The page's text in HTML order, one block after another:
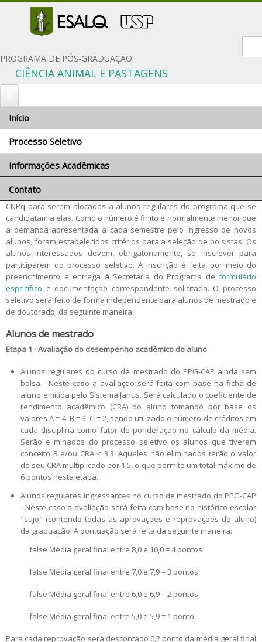
PROGRAMA DE PÓS-GRADUAÇÃO
CIÊNCIA ANIMAL E PASTAGENS
Início
Processo Seletivo
Inscrição
Condições gerais
Critérios de seleção
Políticas de Ações Afirmativas
Número de vagas
Candidatos estrangeiros
Bolsas
Inscrições recebidas
Exames e arguições
Resultados da seleção
Informações Acadêmicas
Comissão Coordenadora
Orientadores e linhas de pesquisa
Disciplinas do programa
Proficiência em língua inglesa
Regimentos e regulamentos
Contato
Você está aqui
Bolsas
Critérios de seleção de bolsistas do PPG-CAP
O PPG-CAP possui bolsas de mestrado e de doutorado da CAPES e do
CNPq para serem alocadas a alunos regulares do programa que se
candidatam a elas. Como o número é finito e normalmente menor que
a demanda apresentada a cada semestre pelo ingresso de novos
alunos, foram estabelecidos critérios para a seleção de bolsistas. Os
alunos interessados devem, obrigatoriamente, se inscrever para
participarem do processo seletivo. A inscrição é feita por meio do
preenchimento e entrega à Secretaria do Programa de formulário
específico e documentação correspondente solicitada. O processo
seletivo será feito de forma independente para alunos de mestrado e
de doutorado, da seguinte maneira:
Alunos de mestrado
Etapa 1 - Avaliação do desempenho acadêmico do aluno
Alunos regulares do curso de mestrado do PPG-CAP ainda sem
bolsa - Neste caso a avaliação será feita com base na ficha de
aluno emitida pelo Sistema Janus. Será calculado o coeficiente de
rendimento acadêmico (CRA) do aluno tomando por base os
valores A = 4, B = 3, C = 2, sendo utilizado o número de créditos em
cada disciplina como fator de ponderação no cálculo da média.
Serão eliminados do processo seletivo os alunos que tiverem
conceito R e/ou CRA < 3,3. Aqueles não eliminados terão o valor
de seu CRA multiplicado por 1,5, o que permite um total máximo de
6 pontos nesta etapa.
Alunos regulares ingressantes no curso de mestrado do PPG-CAP
- Neste caso a avaliação será feita com base no histórico escolar
"sujo" (contendo todas as aprovações e reprovações do aluno)
da graduação. A pontuação será feita da seguinte maneira:
false Média geral final entre 8,0 e 10,0 = 4 pontos
false Média geral final entre 7,0 e 7,9 = 3 pontos
false Média geral final entre 6,0 e 6,9 = 2 pontos
false Média geral final entre 5,0 e 5,9 = 1 ponto
Para cada reprovação será descontado 0,2 ponto da média geral final